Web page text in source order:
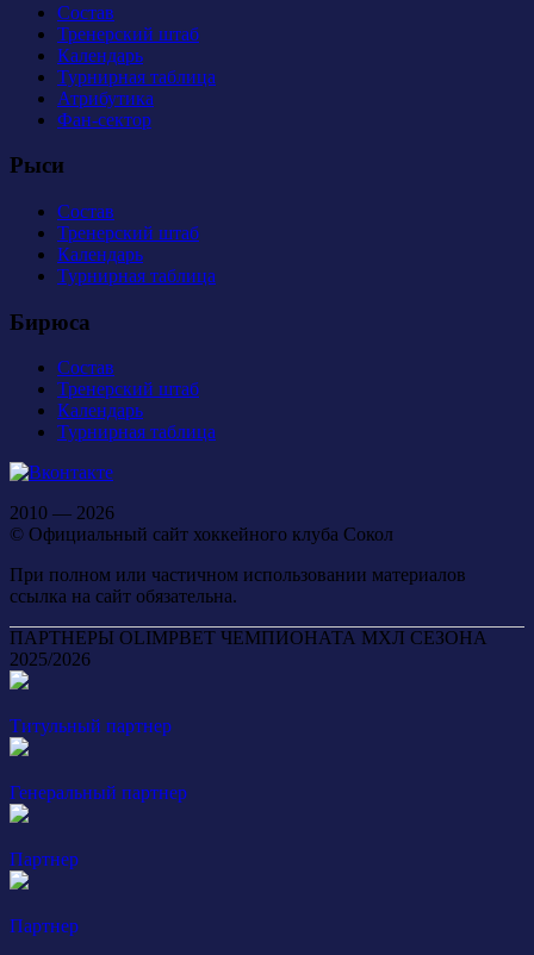
Состав
Тренерский штаб
Календарь
Турнирная таблица
Атрибутика
Фан-сектор
Рыси
Состав
Тренерский штаб
Календарь
Турнирная таблица
Бирюса
Состав
Тренерский штаб
Календарь
Турнирная таблица
2010 — 2026
© Официальный сайт хоккейного клуба Сокол
При полном или частичном использовании материалов
ссылка на сайт обязательна.
ПАРТНЕРЫ OLIMPBET ЧЕМПИОНАТА МХЛ СЕЗОНА
2025/2026
Титульный партнер
Генеральный партнер
Партнер
Партнер